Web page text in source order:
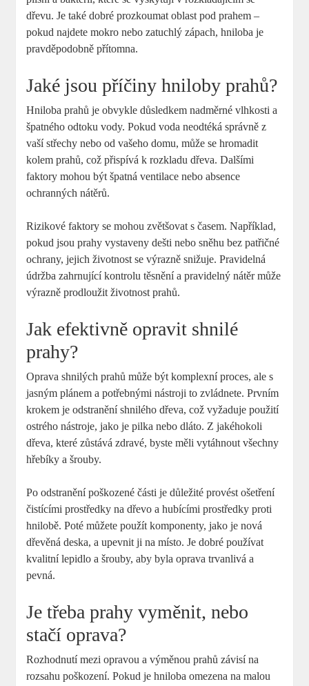
dřevu. Je také dobré prozkoumat oblast pod prahem –
pokud najdete mokro nebo zatuchlý zápach, hniloba je
pravděpodobně přítomna.
Jaké jsou příčiny hniloby prahů?
Hniloba prahů je obvykle důsledkem nadměrné vlhkosti a
špatného odtoku vody. Pokud voda neodtéká správně z
vaší střechy nebo od vašeho domu, může se hromadit
kolem prahů, což přispívá k rozkladu dřeva. Dalšími
faktory mohou být špatná ventilace nebo absence
ochranných nátěrů.
Rizikové faktory se mohou zvětšovat s časem. Například,
pokud jsou prahy vystaveny dešti nebo sněhu bez patřičné
ochrany, jejich životnost se výrazně snižuje. Pravidelná
údržba zahrnující kontrolu těsnění a pravidelný nátěr může
výrazně prodloužit životnost prahů.
Jak efektivně opravit shnilé
prahy?
Oprava shnilých prahů může být komplexní proces, ale s
jasným plánem a potřebnými nástroji to zvládnete. Prvním
krokem je odstranění shnilého dřeva, což vyžaduje použití
ostrého nástroje, jako je pilka nebo dláto. Z jakéhokoli
dřeva, které zůstává zdravé, byste měli vytáhnout všechny
hřebíky a šrouby.
Po odstranění poškozené části je důležité provést ošetření
čistícími prostředky na dřevo a hubícími prostředky proti
hnilobě. Poté můžete použít komponenty, jako je nová
dřevěná deska, a upevnit ji na místo. Je dobré používat
kvalitní lepidlo a šrouby, aby byla oprava trvanlivá a
pevná.
Je třeba prahy vyměnit, nebo
stačí oprava?
Rozhodnutí mezi opravou a výměnou prahů závisí na
rozsahu poškození. Pokud je hniloba omezena na malou